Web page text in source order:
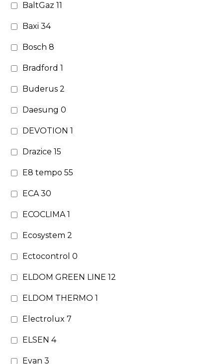
BaltGaz11
Baxi34
Bosch8
Bradford1
Buderus2
Daesung0
DEVOTION1
Drazice15
E8 tempo55
ECA30
ECOCLIMA1
Ecosystem2
Ectocontrol0
ELDOM GREEN LINE12
ELDOM THERMO1
Electrolux7
ELSEN4
Evan3